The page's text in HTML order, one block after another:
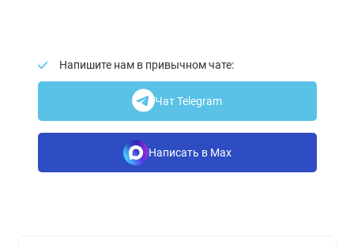
Напишите нам в привычном чате:
Чат Telegram
Написать в Max